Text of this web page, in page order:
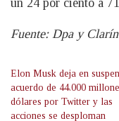
un 24 por ciento a
Fuente: Dpa y Clarín
Elon Musk deja en
acuerdo de 44.000
dólares por Twitter y las
acciones se desploman